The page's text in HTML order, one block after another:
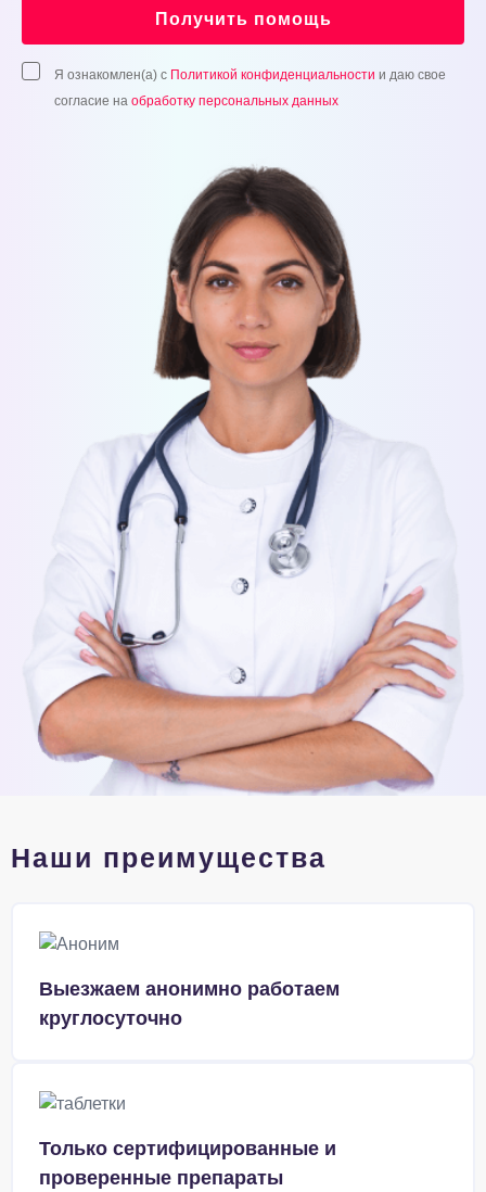
Получить помощь
Я ознакомлен(а) с Политикой конфиденциальности и даю свое
согласие на обработку персональных данных
Наши преимущества
Выезжаем анонимно работаем
круглосуточно
Только сертифицированные и
проверенные препараты